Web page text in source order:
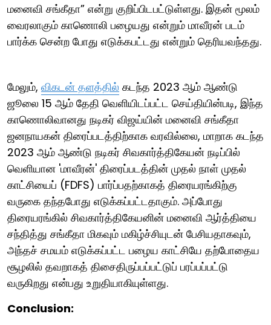
மனைவி சங்கீதா” என்று குறிப்பிடபட்டுள்ளது. இதன் மூலம்
வைரலாகும் காணொலி பழையது என்றும் மாவீரன் படம்
பார்க்க சென்ற போது எடுக்கபட்டது என்றும் தெரியவந்தது.
மேலும், விகடன் தளத்தில் கடந்த 2023 ஆம் ஆண்டு
ஜூலை 15 ஆம் தேதி வெளியிடப்பட்ட செய்தியின்படி, இந்த
காணொலிவானது நடிகர் விஜய்யின் மனைவி சங்கீதா
ஜனநாயகன் திரைப்படத்திற்காக வரவில்லை, மாறாக கடந்த
2023 ஆம் ஆண்டு நடிகர் சிவகார்த்திகேயன் நடிப்பில்
வெளியான 'மாவீரன்' திரைப்படத்தின் முதல் நாள் முதல்
காட்சியைப் (FDFS) பார்ப்பதற்காகத் திரையரங்கிற்கு
வருகை தந்தபோது எடுக்கப்பட்டதாகும். அப்போது
திரையரங்கில் சிவகார்த்திகேயனின் மனைவி ஆர்த்தியை
சந்தித்து சங்கீதா மிகவும் மகிழ்ச்சியுடன் பேசியதாகவும்,
அந்தச் சமயம் எடுக்கப்பட்ட பழைய காட்சியே தற்போதைய
சூழலில் தவறாகத் திசைதிருப்பப்பட்டுப் பரப்பப்பட்டு
வருகிறது என்பது உறுதியாகியுள்ளது.
Conclusion: